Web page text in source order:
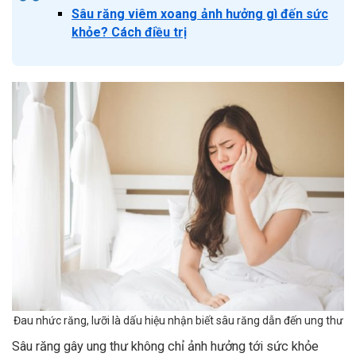
Sâu răng viêm xoang ảnh hưởng gì đến sức
khỏe? Cách điều trị
Đau nhức răng, lưỡi là dấu hiệu nhận biết sâu răng dẫn đến ung thư
Sâu răng gây ung thư không chỉ ảnh hưởng tới sức khỏe